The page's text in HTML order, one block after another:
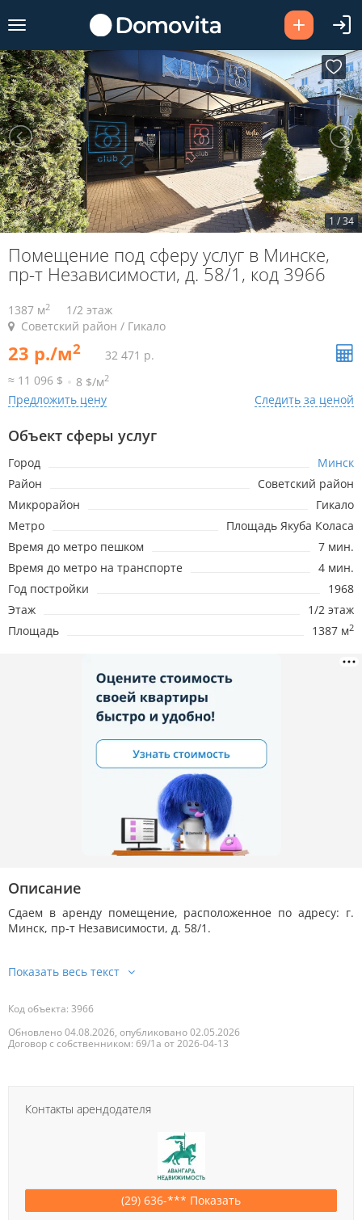
1 /34
Помещение под сферу услуг в Минске,
пр-т Независимости, д. 58/1, код 3966
1387 м2
1/2 этаж
Советский район / Гикало
23 р./м2
32 471 р.
≈ 11 096 $
8 $/м2
Предложить цену Следить за ценой
Объект сферы услуг
Город
Минск
Район
Советский район
Микрорайон
Гикало
Метро
Площадь Якуба Коласа
Время до метро пешком
7 мин.
Время до метро на транспорте
4 мин.
Год постройки
1968
Этаж
1/2 этаж
Площадь
1387 м2
Описание
Сдаем в аренду помещение, расположенное по адресу: г.
Минск, пр-т Независимости, д. 58/1.
Код объекта: 3966
Обновлено 04.08.2026, опубликовано 02.05.2026
Договор с собственником: 69/1а от 2026-04-13
Контакты арендодателя
(29) 636-*** Показать